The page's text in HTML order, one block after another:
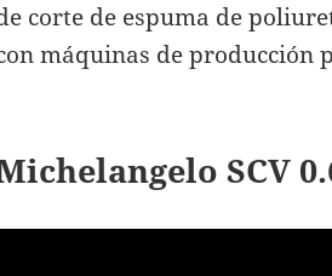
corte de espuma de
máquinas de producción
SCV